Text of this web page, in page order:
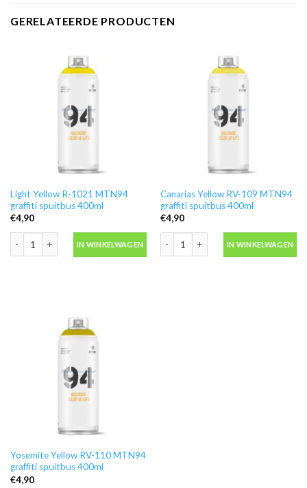
GERELATEERDE PRODUCTEN
Light Yellow R-1021 MTN94
graffiti spuitbus 400ml
€4,90
IN WINKELWAGEN
Canarias Yellow RV-109 MTN94
graffiti spuitbus 400ml
€4,90
IN WINKELWAGEN
Yosemite Yellow RV-110 MTN94
graffiti spuitbus 400ml
€4,90